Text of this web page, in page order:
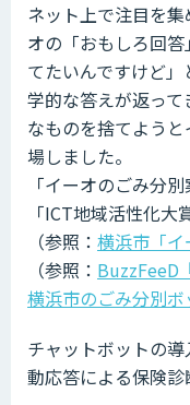
ネット上で注目を
オの「おもしろ回
てたいんですけど
学的な答えが返っ
なものを捨てよう
場しました。
「イーオのごみ分
「ICT地域活性化大
（参照： 横浜市「イ
（参照： BuzzFeeD
横浜市のごみ分別ボ
チャットボットの
動応答による保険診